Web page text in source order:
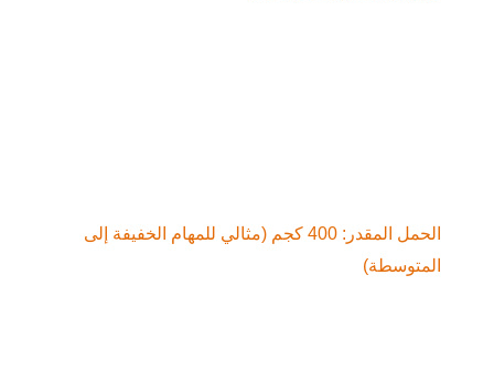
الحمل المقدر: 400 كجم (مثالي للمهام الخفيفة إلى